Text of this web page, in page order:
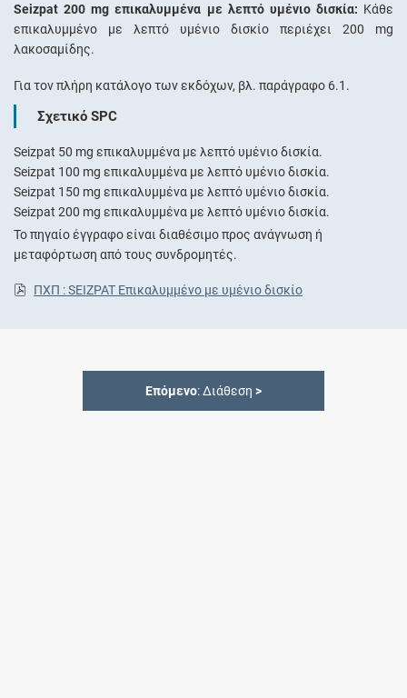
Seizpat 200 mg επικαλυμμένα με λεπτό υμένιο δισκία: Κάθε
επικαλυμμένο με λεπτό υμένιο δισκίο περιέχει 200 mg
λακοσαμίδης.
Για τον πλήρη κατάλογο των εκδόχων, βλ. παράγραφο 6.1.
Σχετικό SPC
Seizpat 50 mg επικαλυμμένα με λεπτό υμένιο δισκία.
Seizpat 100 mg επικαλυμμένα με λεπτό υμένιο δισκία.
Seizpat 150 mg επικαλυμμένα με λεπτό υμένιο δισκία.
Seizpat 200 mg επικαλυμμένα με λεπτό υμένιο δισκία.
Το πηγαίο έγγραφο είναι διαθέσιμο προς ανάγνωση ή
μεταφόρτωση από τους συνδρομητές.
ΠΧΠ : SEIZPAT Επικαλυμμένο με υμένιο δισκίο
Επόμενο: Διάθεση >